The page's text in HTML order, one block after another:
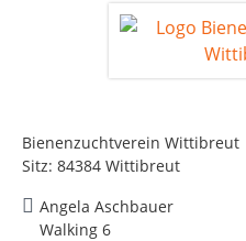
Bienenzuchtverein Wittibreut
Sitz: 84384 Wittibreut
Angela Aschbauer
Walking 6